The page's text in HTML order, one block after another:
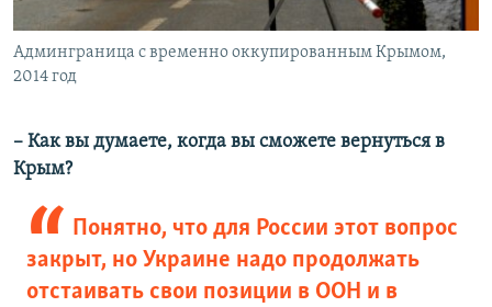
Админграница с временно оккупированным Крымом,
2014 год
– Как вы думаете, когда вы сможете вернуться в
Крым?
Понятно, что для России этот вопрос
закрыт, но Украине надо продолжать
отстаивать свои позиции в ООН и в